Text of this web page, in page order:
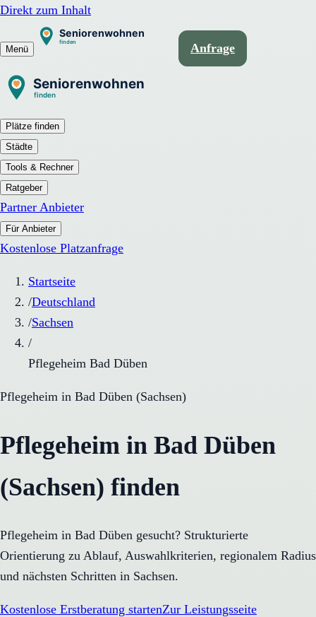
Direkt zum Inhalt
Menü Anfrage
Plätze finden
Städte
Tools & Rechner
Ratgeber
Partner Anbieter
Für Anbieter
Kostenlose Platzanfrage
Startseite
/Deutschland
/Sachsen
/
Pflegeheim Bad Düben
Pflegeheim in Bad Düben (Sachsen)
Pflegeheim in Bad Düben
(Sachsen) finden
Pflegeheim in Bad Düben gesucht? Strukturierte
Orientierung zu Ablauf, Auswahlkriterien, regionalem Radius
und nächsten Schritten in Sachsen.
Kostenlose Erstberatung startenZur Leistungsseite